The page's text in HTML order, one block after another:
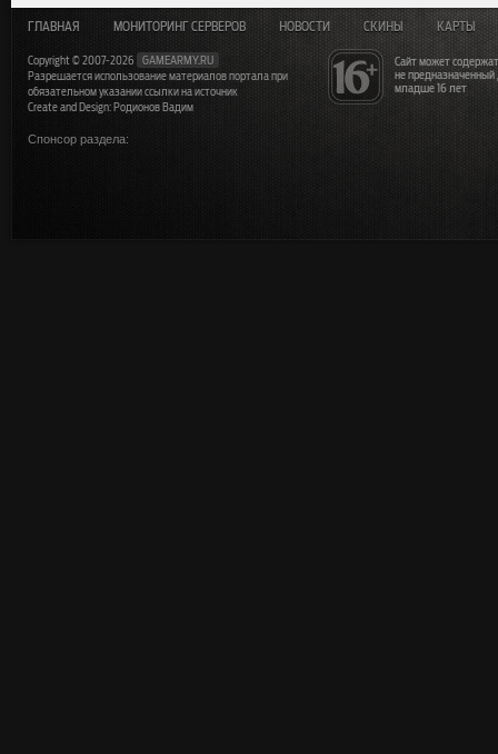
Сайт может
не
младше 16 лет
ГЛАВНАЯ МОНИТОРИНГ СЕРВЕРОВ НОВОСТИ СКИНЫ КАРТЫ
Copyright © 2007-2026
GAMEARMY.RU
Разрешается использование материалов портала при
обязательном указании ссылки на источник
Create and Design: Родионов Вадим
Спонсор раздела: